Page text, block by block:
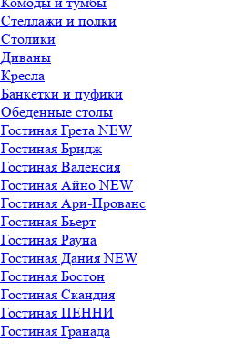
Стеллажи и полки
Столики
Диваны
Кресла
Банкетки и пуфики
Обеденные столы
Гостиная Грета NEW
Гостиная Бридж
Гостиная Валенсия
Гостиная Айно NEW
Гостиная Ари-Прованс
Гостиная Бьерт
Гостиная Рауна
Гостиная Дания NEW
Гостиная Бостон
Гостиная Скандия
Гостиная ПЕННИ
Гостиная Гранада